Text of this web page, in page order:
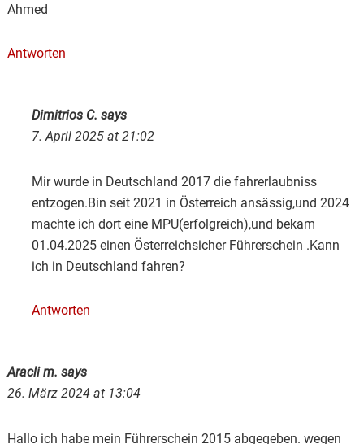
Ahmed
Antworten
Dimitrios C. says
7. April 2025 at 21:02
Mir wurde in Deutschland 2017 die fahrerlaubniss
entzogen.Bin seit 2021 in Österreich ansässig,und 2024
machte ich dort eine MPU(erfolgreich),und bekam
01.04.2025 einen Österreichsicher Führerschein .Kann
ich in Deutschland fahren?
Antworten
Aracli m. says
26. März 2024 at 13:04
Hallo ich habe mein Führerschein 2015 abgegeben. wegen